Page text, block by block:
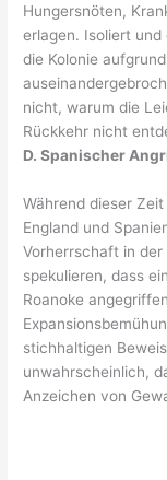
Hungersnöten,
erlagen. Isoliert
die Kolonie
nicht, warum die
Rückkehr nicht
D. Spanischer
Während dieser
England und
Vorherrschaft in
spekulieren, dass
Roanoke
stichhaltigen
unwahrscheinlich,
Anzeichen von